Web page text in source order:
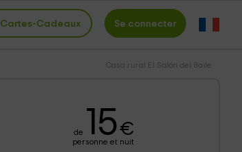
Cartes-Cadeaux Se connecter
Casa rural El Salón del Baile
de 15€
personne et nuit